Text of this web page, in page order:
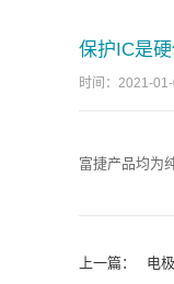
保护IC是
时间： 2021-
富捷产品均为
上一篇： 电